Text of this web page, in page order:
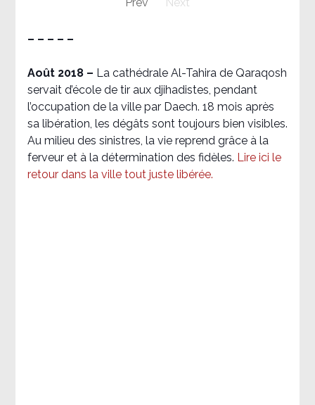
– – – – –
Août 2018 – La cathédrale Al-Tahira de Qaraqosh
servait d’école de tir aux djihadistes, pendant
l’occupation de la ville par Daech. 18 mois après
sa libération, les dégâts sont toujours bien visibles.
Au milieu des sinistres, la vie reprend grâce à la
ferveur et à la détermination des fidèles. Lire ici le
retour dans la ville tout juste libérée.